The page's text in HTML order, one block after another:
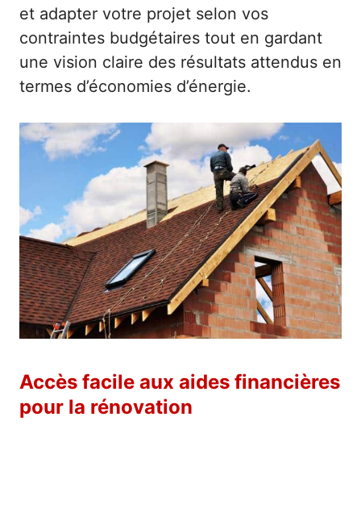
et adapter votre projet selon vos
contraintes budgétaires tout en gardant
une vision claire des résultats attendus en
termes d’économies d’énergie.
Accès facile aux aides financières
pour la rénovation